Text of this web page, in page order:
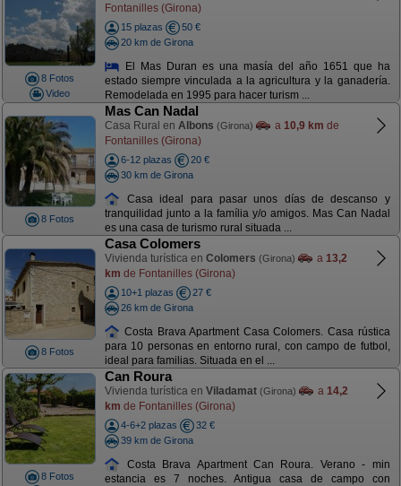
8 Fotos
Video
Fontanilles (Girona)
15 plazas
50 €
20 km de Girona
El Mas Duran es una masía del año 1651 que ha
estado siempre vinculada a la agricultura y la ganadería.
Remodelada en 1995 para hacer turism ...
8 Fotos
Mas Can Nadal
Casa Rural en Albons (Girona) a 10,9 km de
Fontanilles (Girona)
6-12 plazas
20 €
30 km de Girona
Casa ideal para pasar unos días de descanso y
tranquilidad junto a la família y/o amigos. Mas Can Nadal
es una casa de turismo rural situada ...
8 Fotos
Casa Colomers
Vivienda turística en Colomers (Girona) a 13,2
km de Fontanilles (Girona)
10+1 plazas
27 €
26 km de Girona
Costa Brava Apartment Casa Colomers. Casa rústica
para 10 personas en entorno rural, con campo de futbol,
ideal para familias. Situada en el ...
8 Fotos
Can Roura
Vivienda turística en Viladamat (Girona) a 14,2
km de Fontanilles (Girona)
4-6+2 plazas
32 €
39 km de Girona
Costa Brava Apartment Can Roura. Verano - min
estancia es 7 noches. Antigua casa de campo con